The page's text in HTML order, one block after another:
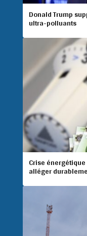
Donald Trump
ultra-polluants
Crise
alléger